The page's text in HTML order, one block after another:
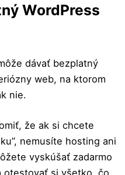
WordPress
dávať bezplatný
web, na ktorom
nie.
že ak si chcete
nemusíte hosting ani
vyskúšať zadarmo
otestovať si všetko, čo